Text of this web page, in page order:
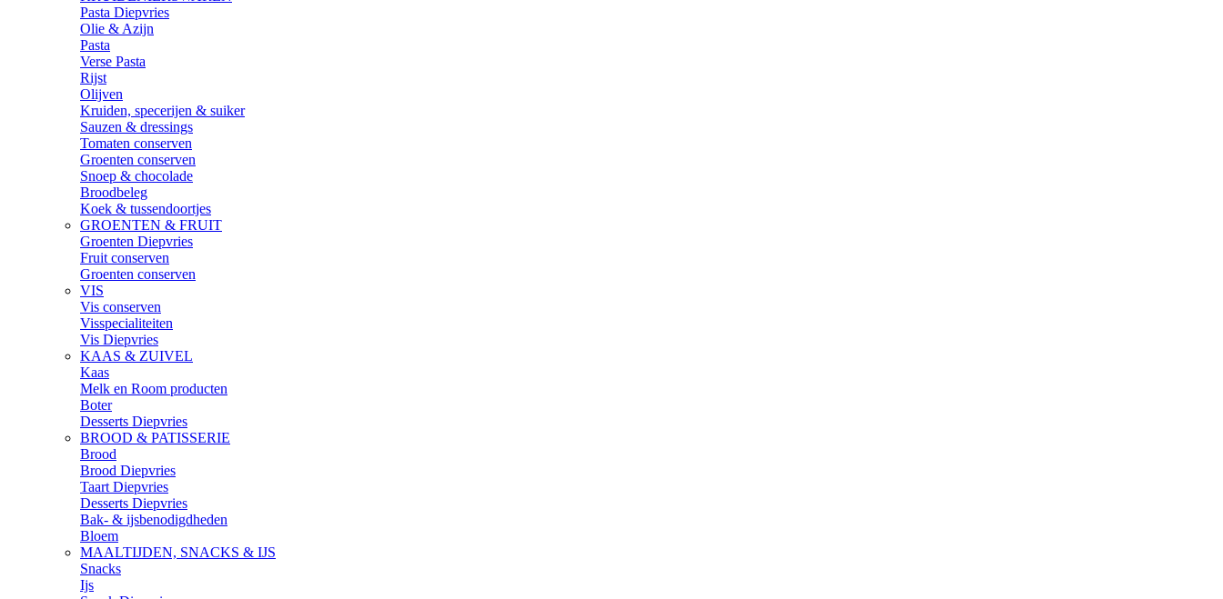
Pasta Diepvries
Olie & Azijn
Pasta
Verse Pasta
Rijst
Olijven
Kruiden, specerijen & suiker
Sauzen & dressings
Tomaten conserven
Groenten conserven
Snoep & chocolade
Broodbeleg
Koek & tussendoortjes
GROENTEN & FRUIT
Groenten Diepvries
Fruit conserven
Groenten conserven
VIS
Vis conserven
Visspecialiteiten
Vis Diepvries
KAAS & ZUIVEL
Kaas
Melk en Room producten
Boter
Desserts Diepvries
BROOD & PATISSERIE
Brood
Brood Diepvries
Taart Diepvries
Desserts Diepvries
Bak- & ijsbenodigdheden
Bloem
MAALTIJDEN, SNACKS & IJS
Snacks
Ijs